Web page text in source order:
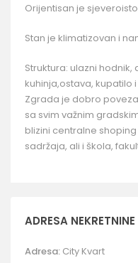
Orijentisan je
Stan je klimatizovan i
Struktura: ulazni
kuhinja,ostava, kupatilo
Zgrada je dobro
sa svim važnim
blizini centralne
sadržaja, ali i škola,
ADRESA NEKRETNINE
Adresa: City Kvart